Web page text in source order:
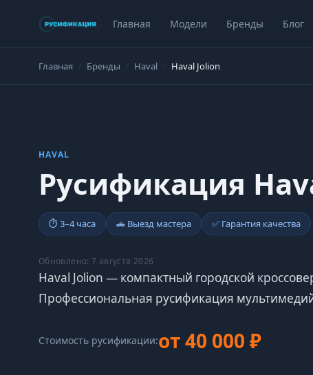
Главная Модели Бренды Блог
Главная Бренды Haval Haval Jolion
HAVAL
Русификация
⏱ 3–4 часа 🚗 Выезд мастера ✅ Гарантия качества
Обновлено: 7 августа 2026
Haval Jolion — компактный городской
Профессиональная русификация
Стоимость русификации:от 40 000 ₽